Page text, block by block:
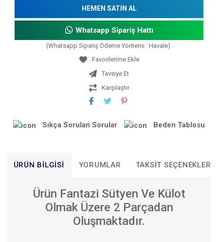
HEMEN SATIN AL
Whatsapp Sipariş Hattı
(Whatsapp Sipariş Ödeme Yöntemi : Havale)
Tavsiye Et
Karşılaştır
Sıkça Sorulan Sorular Beden Tablosu
ÜRÜN BILGISI YORUMLAR TAKSIT SEÇENEKLERI
Ürün Fantazi Sütyen Ve Külot
Olmak Üzere 2 Parçadan
Oluşmaktadır.